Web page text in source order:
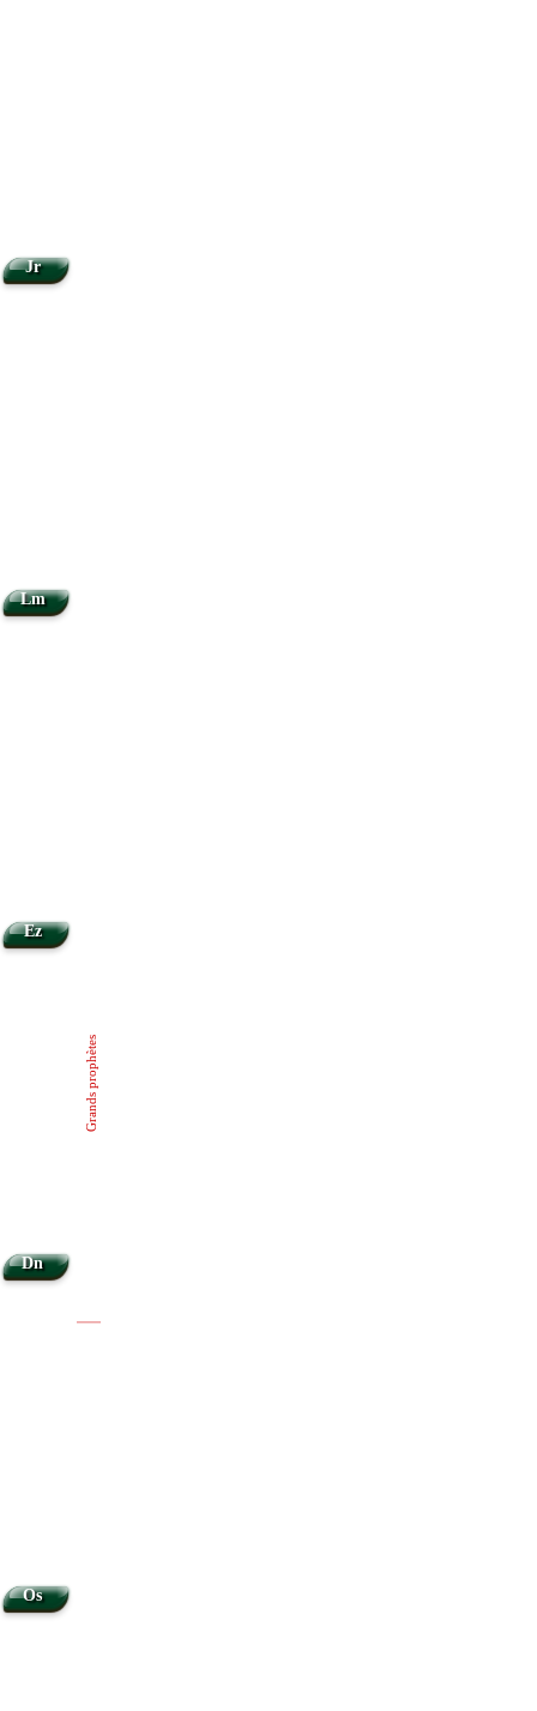
Jr
Lm
Ez
Dn
Os
Grands prophètes